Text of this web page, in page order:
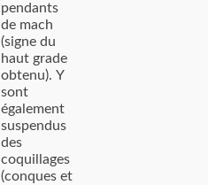
pendants
de mach
(signe du
haut grade
obtenu). Y
sont
également
suspendus
des
coquillages
(conques et